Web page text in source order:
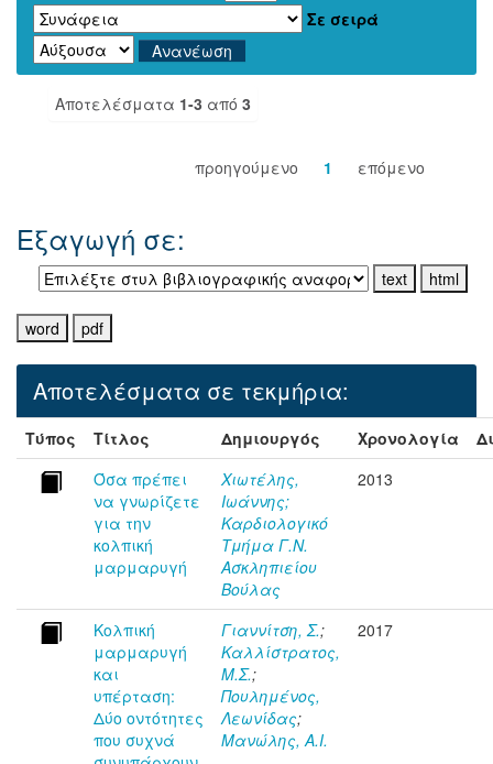
Σε σειρά
Αποτελέσματα 1-3 από 3
προηγούμενο 1 επόμενο
Εξαγωγή σε:
Αποτελέσματα σε τεκμήρια:
Τύπος Τίτλος Δημιουργός Χρονολογία
Όσα πρέπει
να γνωρίζετε
για την
κολπική
μαρμαρυγή
Χιωτέλης,
Ιωάννης;
Καρδιολογικό
Τμήμα Γ.Ν.
Ασκληπιείου
Βούλας
2013
Κολπική
μαρμαρυγή
και
υπέρταση:
Δύο οντότητες
που συχνά
Γιαννίτση, Σ.;
Καλλίστρατος,
Μ.Σ.;
Πουλημένος,
Λεωνίδας;
Μανώλης, Α.Ι.
2017